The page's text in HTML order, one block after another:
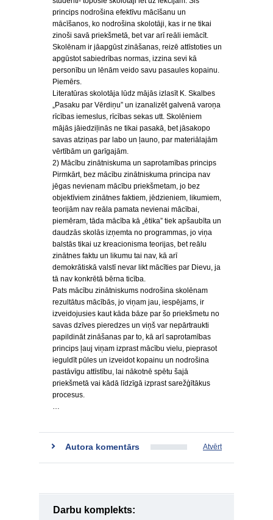
princips nodrošina efektīvu mācīšanu un
mācīšanos, ko nodrošina skolotāji, kas ir ne tikai
zinoši savā priekšmetā, bet var arī reāli iemācīt.
Skolēnam ir jāapgūst zināšanas, reizē attīstoties un
apgūstot sabiedrības normas, izzina sevi kā
personību un lēnām veido savu pasaules kopainu.
Piemērs.
Literatūras skolotāja lūdz mājās izlasīt K. Skalbes
„Pasaku par Vērdiņu” un izanalizēt galvenā varoņa
rīcības iemeslus, rīcības sekas utt. Skolēniem
mājās jāiedziļinās ne tikai pasakā, bet jāsakopo
savas atziņas par labo un ļauno, par materiālajām
vērtībām un garīgajām.
2) Mācību zinātniskuma un saprotamības princips
Pirmkārt, bez mācību zinātniskuma principa nav
jēgas nevienam mācību priekšmetam, jo bez
objektīviem zinātnes faktiem, jēdzieniem, likumiem,
teorijām nav reāla pamata nevienai mācībai,
piemēram, tāda mācība kā „ētika” tiek apšaubīta un
daudzās skolās izņemta no programmas, jo viņa
balstās tikai uz kreacionisma teorijas, bet reālu
zinātnes faktu un likumu tai nav, kā arī
demokrātiskā valstī nevar likt mācīties par Dievu, ja
tā nav konkrētā bērna ticība.
Pats mācību zinātniskums nodrošina skolēnam
rezultātus mācībās, jo viņam jau, iespējams, ir
izveidojusies kaut kāda bāze par šo priekšmetu no
savas dzīves pieredzes un viņš var nepārtraukti
papildināt zināšanas par to, kā arī saprotamības
princips ļauj viņam izprast mācību vielu, pieprasot
ieguldīt pūles un izveidot kopainu un nodrošina
pastāvīgu attīstību, lai nākotnē spētu šajā
priekšmetā vai kādā līdzīgā izprast sarežģītākus
procesus.
…
Autora komentārs Atvērt
Darbu komplekts: